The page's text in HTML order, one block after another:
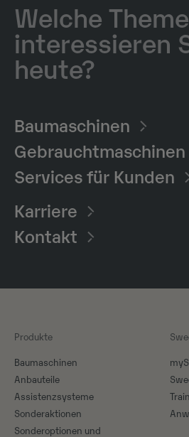
Welche
interessieren
heute?
Baumaschinen​
Gebrauchtmaschinen
Services für Kunden
Karriere
Kontakt
Produkte
Baumaschinen
Anbauteile
Assistenzsysteme
Sonderaktionen
Sonderoptionen und